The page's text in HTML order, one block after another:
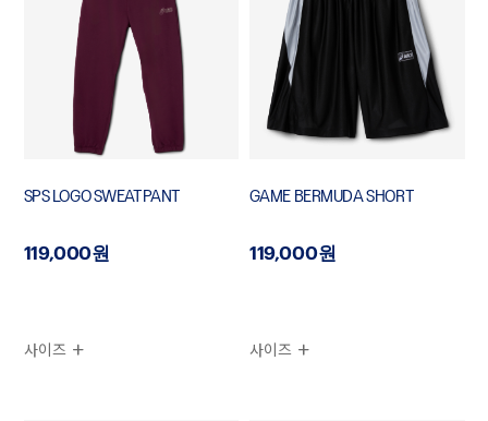
SPS LOGO SWEATPANT
119,000원
사이즈
GAME BERMUDA SHORT
119,000원
사이즈